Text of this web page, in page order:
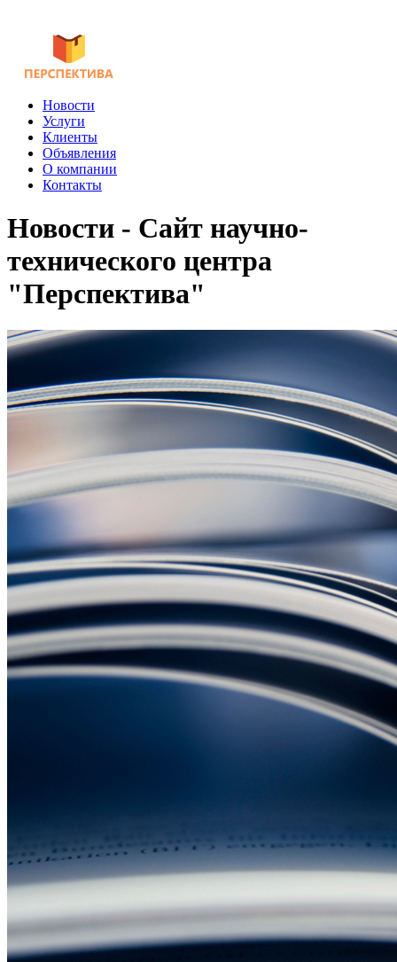
Новости
Услуги
Клиенты
Объявления
О компании
Контакты
Новости - Сайт научно-
технического центра
"Перспектива"